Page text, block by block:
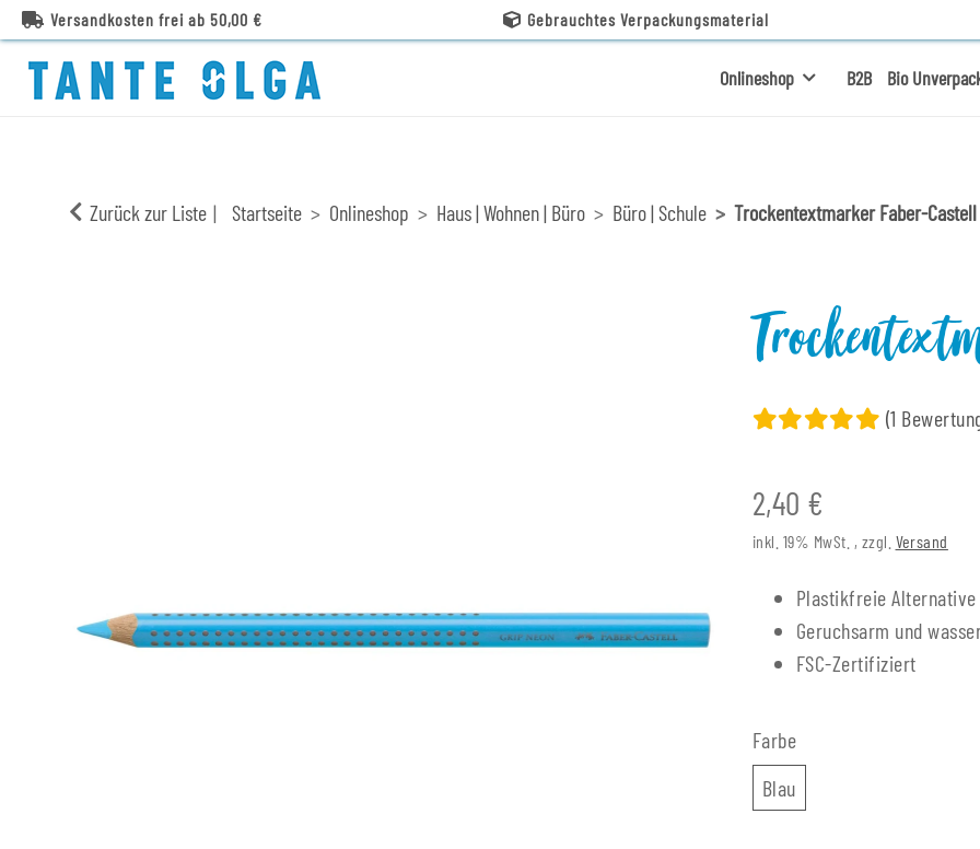
Versandkosten frei ab 50,00 € Gebrauchtes Verpackungsmaterial
Onlineshop B2B Bio
Zurück zur Liste Startseite Onlineshop Haus | Wohnen | Büro Büro | Schule Trockentextmarker Faber-Castell
(1
2,40 €
inkl. 19% MwSt. , zzgl. Versand
Plastikfreie
Geruchsarm und
FSC-Zertifiziert
Farbe
BlauBlau